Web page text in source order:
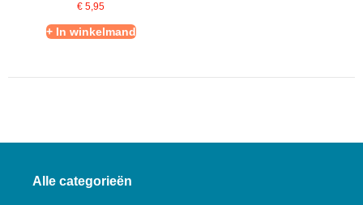
€ 5,95
+ In winkelmand
Alle categorieën